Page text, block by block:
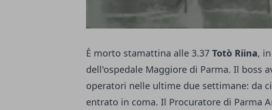
È morto stamattina alle 3.37 Totò Riina,
dell'ospedale Maggiore di Parma. Il boss
operatori nelle ultime due settimane: da
entrato in coma. Il Procuratore di Parma